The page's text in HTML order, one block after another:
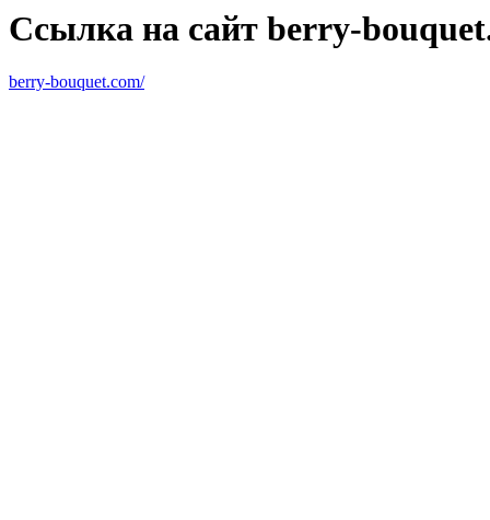
Ссылка на сайт berry-
berry-bouquet.com/